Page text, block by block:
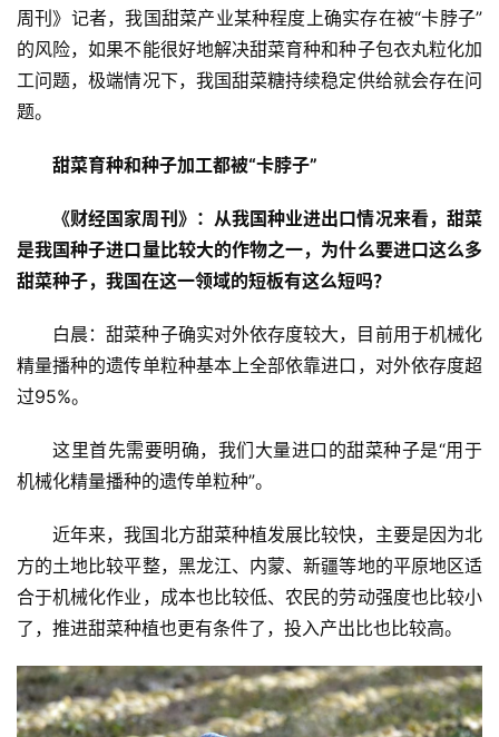
周刊》记者，我国甜菜产业某种程度上确实存在被“卡脖子”
的风险，如果不能很好地解决甜菜育种和种子包衣丸粒化加
工问题，极端情况下，我国甜菜糖持续稳定供给就会存在问
题。
甜菜育种和种子加工都被“卡脖子”
《财经国家周刊》：从我国种业进出口情况来看，甜菜
是我国种子进口量比较大的作物之一，为什么要进口这么多
甜菜种子，我国在这一领域的短板有这么短吗？
白晨：甜菜种子确实对外依存度较大，目前用于机械化
精量播种的遗传单粒种基本上全部依靠进口，对外依存度超
过95%。
这里首先需要明确，我们大量进口的甜菜种子是“用于
机械化精量播种的遗传单粒种”。
近年来，我国北方甜菜种植发展比较快，主要是因为北
方的土地比较平整，黑龙江、内蒙、新疆等地的平原地区适
合于机械化作业，成本也比较低、农民的劳动强度也比较小
了，推进甜菜种植也更有条件了，投入产出比也比较高。